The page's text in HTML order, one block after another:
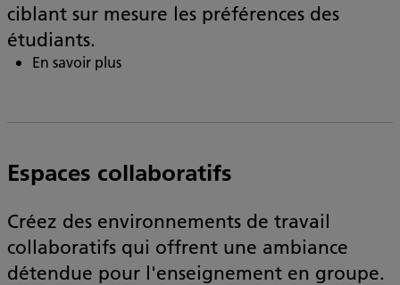
ciblant sur mesure les préférences des
étudiants.
En savoir plus
Espaces collaboratifs
Créez des environnements de travail
collaboratifs qui offrent une ambiance
détendue pour l'enseignement en groupe.